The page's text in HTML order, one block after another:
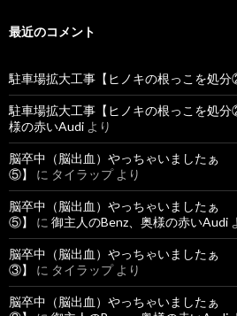
最近のコメント
駐車場拡大工事【ヒノキの根っこを処分
駐車場拡大工事【ヒノキの根っこを処分
様の赤いAudi より
脳卒中（脳出血）やっちゃいましたぁ
⑤】
に タイラップより
脳卒中（脳出血）やっちゃいましたぁ
⑤】
に 御主人のBenz、奥様の赤いAudi
脳卒中（脳出血）やっちゃいましたぁ
③】
に タイラップより
脳卒中（脳出血）やっちゃいましたぁ